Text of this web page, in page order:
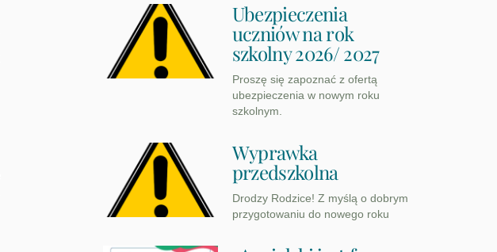
Ubezpieczenia
uczniów na rok
szkolny 2026/ 2027
Proszę się zapoznać z ofertą
ubezpieczenia w nowym roku
szkolnym.
Wyprawka
przedszkolna
Drodzy Rodzice! Z myślą o dobrym
przygotowaniu do nowego roku